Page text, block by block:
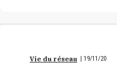
Vie du réseau | 19/11/20